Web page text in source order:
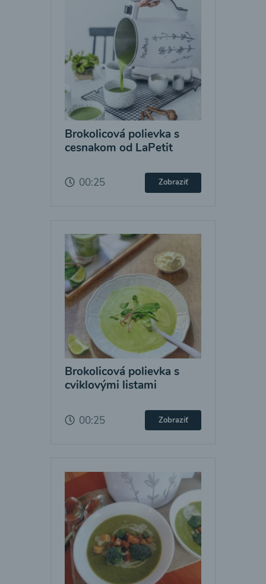
Brokolicová polievka s
cesnakom od LaPetit
00:25 Zobraziť
Brokolicová polievka s
cviklovými listami
00:25 Zobraziť